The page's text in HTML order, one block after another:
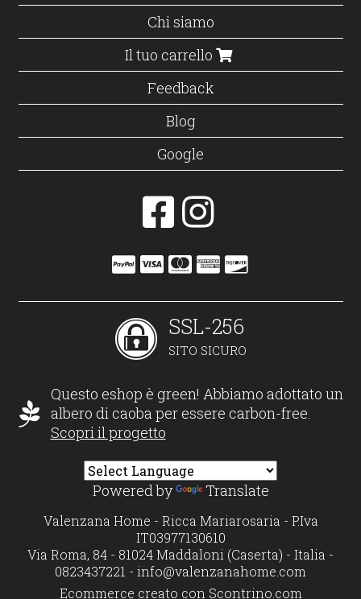
Chi siamo
Il tuo carrello
Feedback
Blog
Google
SSL-256
SITO SICURO
Questo eshop è green! Abbiamo adottato un
albero di caoba per essere carbon-free.
Scopri il progetto
Powered by Translate
Valenzana Home - Ricca Mariarosaria - P.Iva
IT03977130610
Via Roma, 84 - 81024 Maddaloni (Caserta) - Italia -
0823437221 - info@valenzanahome.com
Ecommerce creato con Scontrino.com